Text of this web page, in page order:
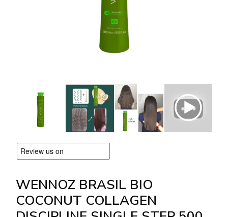
Versandarten & Zahlungsarten
WENNOZ BRASIL BIO
COCONUT COLLAGEN